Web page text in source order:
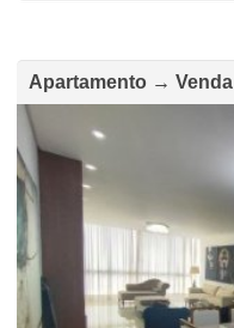
Apartamento → Venda